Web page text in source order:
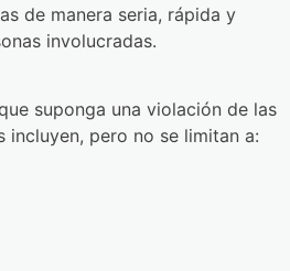
de manera seria, rápida y
involucradas.
suponga una violación de las
pero no se limitan a: